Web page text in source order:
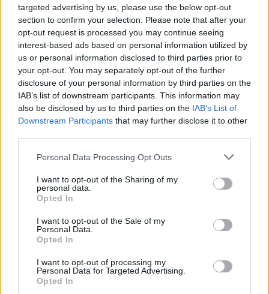
targeted advertising by us, please use the below opt-out
section to confirm your selection. Please note that after your
opt-out request is processed you may continue seeing
interest-based ads based on personal information utilized by
us or personal information disclosed to third parties prior to
your opt-out. You may separately opt-out of the further
disclosure of your personal information by third parties on the
IAB’s list of downstream participants. This information may
also be disclosed by us to third parties on the IAB’s List of
Downstream Participants that may further disclose it to other
Please note that this website/app uses one or more Google
not limited to your visit or usage behaviour. You may click to
grant or deny consent to Google and its third-party tags to
use your data for below specified purposes in below Google
consent section.
Personal Data Processing Opt Outs
I want to opt-out of the Sharing of my
personal data.
Opted In
I want to opt-out of the Sale of my
Personal Data.
Opted In
I want to opt-out of processing my
Personal Data for Targeted Advertising.
Opted In
Την κυκλοφοριακή μελέτη που απαιτήθηκε για την
απρόσκοπτη λειτουργία του εγχειρήματος εκπόνησε ο
Συγκοινωνιολόγων . Την υλοποίησή της ανέλαβε με
μεγάλη επιτυχία η Τροχαία με τα συναρμόδια Τμήματα,
καθώς το εγχείρημα περιλάμβανε Αττική, Βοιωτία και
ΠΑΘΕ. Ο ρόλος της ΕΛ.ΑΣ. ήταν διττός, καθότι μπορεί μια
Ελλάδα σε όλο τον κόσμο, την ίδια ώρα όμως απαιτείται
και η διασφάλιση της εικόνας της αθλητικής